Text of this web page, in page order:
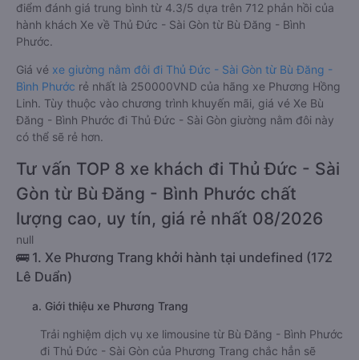
điểm đánh giá trung bình từ 4.3/5 dựa trên 712 phản hồi của
hành khách Xe về Thủ Đức - Sài Gòn từ Bù Đăng - Bình
Phước.
Giá vé xe giường nằm đôi đi Thủ Đức - Sài Gòn từ Bù Đăng -
Bình Phước rẻ nhất là 250000VND của hãng xe Phương Hồng
Linh. Tùy thuộc vào chương trình khuyến mãi, giá vé Xe Bù
Đăng - Bình Phước đi Thủ Đức - Sài Gòn giường nằm đôi này
có thể sẽ rẻ hơn.
Tư vấn TOP 8 xe khách đi Thủ Đức - Sài
Gòn từ Bù Đăng - Bình Phước chất
lượng cao, uy tín, giá rẻ nhất 08/2026
null
🚌 1. Xe Phương Trang khởi hành tại undefined (172
Lê Duẩn)
a. Giới thiệu xe Phương Trang
Trải nghiệm dịch vụ xe limousine từ Bù Đăng - Bình Phước
đi Thủ Đức - Sài Gòn của Phương Trang chắc hẳn sẽ